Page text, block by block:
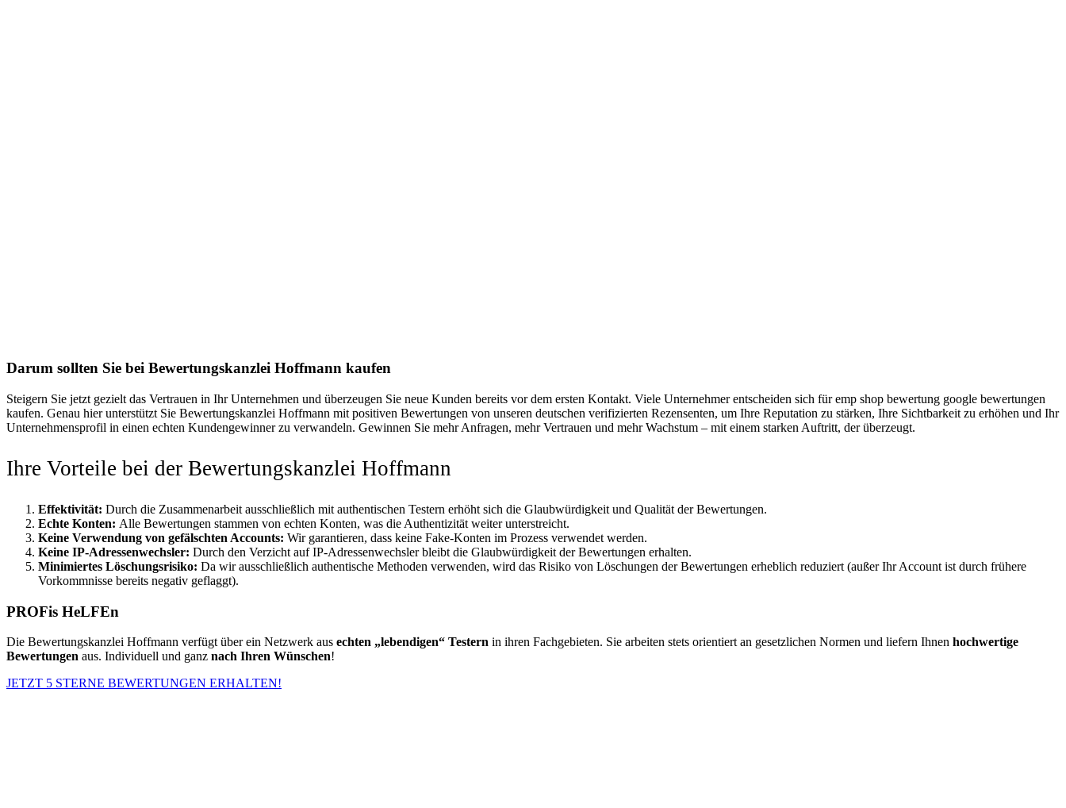
Darum sollten Sie bei Bewertungskanzlei Hoffmann kaufen
Steigern Sie jetzt gezielt das Vertrauen in Ihr Unternehmen und überzeugen Sie neue Kunden bereits vor dem ersten Kontakt. Viele Unternehmer entscheiden sich für emp shop bewertung google bewertungen
kaufen. Genau hier unterstützt Sie Bewertungskanzlei Hoffmann mit positiven Bewertungen von unseren deutschen verifizierten Rezensenten, um Ihre Reputation zu stärken, Ihre Sichtbarkeit zu erhöhen und Ihr
Unternehmensprofil in einen echten Kundengewinner zu verwandeln. Gewinnen Sie mehr Anfragen, mehr Vertrauen und mehr Wachstum – mit einem starken Auftritt, der überzeugt.
Ihre Vorteile bei der Bewertungskanzlei Hoffmann
Effektivität: Durch die Zusammenarbeit ausschließlich mit authentischen Testern erhöht sich die Glaubwürdigkeit und Qualität der Bewertungen.
Echte Konten: Alle Bewertungen stammen von echten Konten, was die Authentizität weiter unterstreicht.
Keine Verwendung von gefälschten Accounts: Wir garantieren, dass keine Fake-Konten im Prozess verwendet werden.
Keine IP-Adressenwechsler: Durch den Verzicht auf IP-Adressenwechsler bleibt die Glaubwürdigkeit der Bewertungen erhalten.
Minimiertes Löschungsrisiko: Da wir ausschließlich authentische Methoden verwenden, wird das Risiko von Löschungen der Bewertungen erheblich reduziert (außer Ihr Account ist durch frühere
Vorkommnisse bereits negativ geflaggt).
PROFis HeLFEn
Die Bewertungskanzlei Hoffmann verfügt über ein Netzwerk aus echten „lebendigen“ Testern in ihren Fachgebieten. Sie arbeiten stets orientiert an gesetzlichen Normen und liefern Ihnen hochwertige
Bewertungen aus. Individuell und ganz nach Ihren Wünschen!
JETZT 5 STERNE BEWERTUNGEN ERHALTEN!